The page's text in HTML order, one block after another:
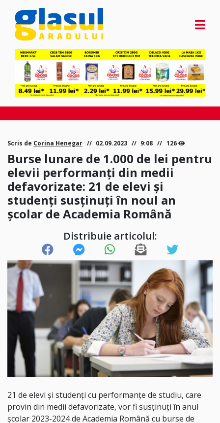
Scris de Corina Henegar 02.09.2023 9:08 126
Burse lunare de 1.000 de lei pentru
elevii performanți din medii
defavorizate: 21 de elevi și
studenți susținuți în noul an
școlar de Academia Română
Distribuie articolul:
21 de elevi şi studenţi cu performanțe de studiu, care
provin din medii defavorizate, vor fi susținuți în anul
școlar 2023-2024 de Academia Română cu burse de